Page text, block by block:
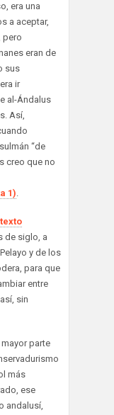
era una
a aceptar,
pero
eran de
sus
ir
al-Ándalus
Así,
“de
creo que no
1).
de siglo, a
y de los
para que
entre
sin
mayor parte
más
ese
andalusí,